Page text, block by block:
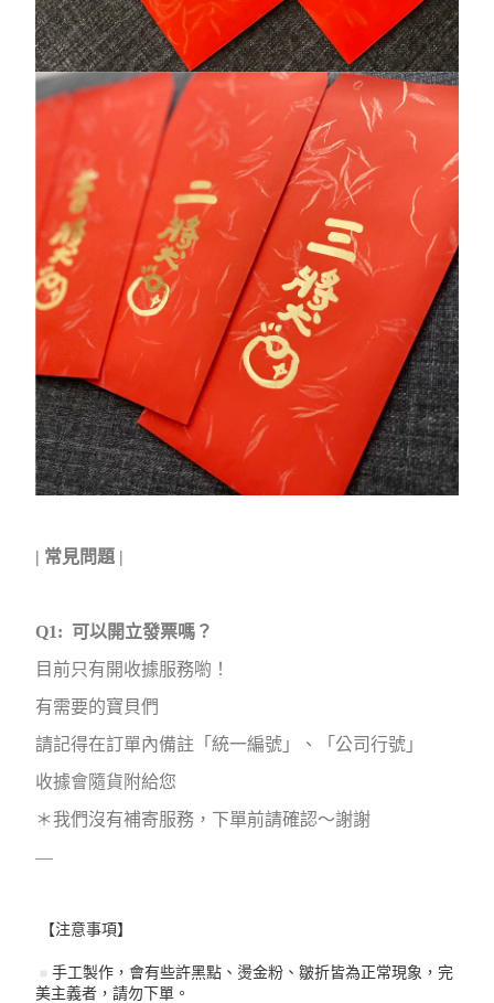
| 常見問題 |
Q1: 可以開立發票嗎？
目前只有開收據服務喲！
有需要的寶貝們
請記得在訂單內備註「統一編號」、「公司行號」
收據會隨貨附給您
＊我們沒有補寄服務，下單前請確認～謝謝
—
【注意事項】
手工製作，會有些許黑點、燙金粉、皺折皆為正常現象，完
美主義者，請勿下單。